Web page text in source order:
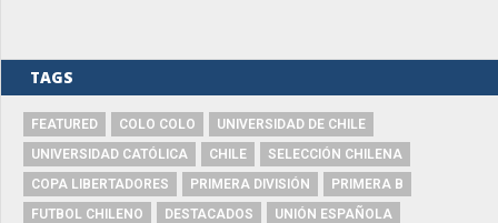
TAGS
FEATURED COLO COLO
UNIVERSIDAD DE CHILE
UNIVERSIDAD CATÓLICA
CHILE
SELECCIÓN CHILENA
COPA LIBERTADORES
PRIMERA DIVISIÓN
PRIMERA B
FUTBOL CHILENO
DESTACADOS
UNIÓN ESPAÑOLA